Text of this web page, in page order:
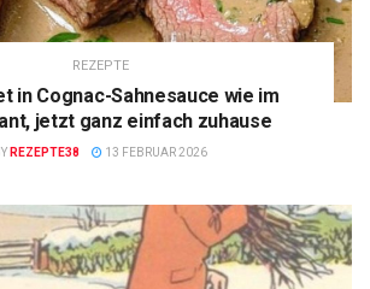
REZEPTE
in Cognac-Sahnesauce wie im
jetzt ganz einfach zuhause
REZEPTE38 13 FEBRUAR 2026